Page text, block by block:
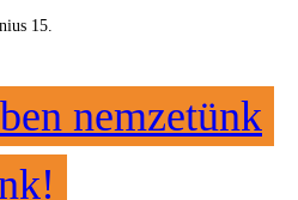
15.
nemzetünk